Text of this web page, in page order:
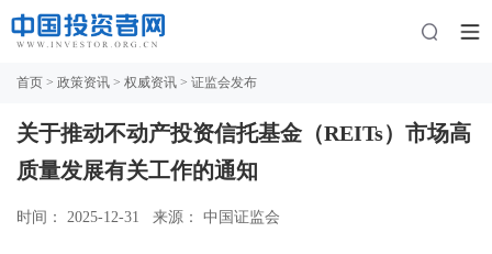
首页 > 政策资讯 > 权威资讯 > 证监会发布
关于推动不动产投资信托基金（REITs）市场高
质量发展有关工作的通知
时间： 2025-12-31 来源： 中国证监会